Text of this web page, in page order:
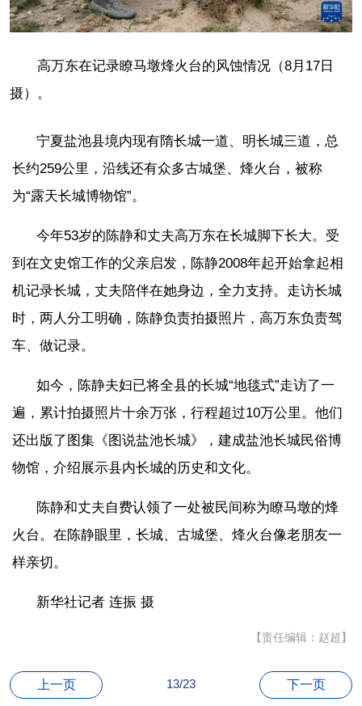
高万东在记录瞭马墩烽火台的风蚀情况（8月17日
摄）。
宁夏盐池县境内现有隋长城一道、明长城三道，总
长约259公里，沿线还有众多古城堡、烽火台，被称
为“露天长城博物馆”。
今年53岁的陈静和丈夫高万东在长城脚下长大。受
到在文史馆工作的父亲启发，陈静2008年起开始拿起相
机记录长城，丈夫陪伴在她身边，全力支持。走访长城
时，两人分工明确，陈静负责拍摄照片，高万东负责驾
车、做记录。
如今，陈静夫妇已将全县的长城“地毯式”走访了一
遍，累计拍摄照片十余万张，行程超过10万公里。他们
还出版了图集《图说盐池长城》，建成盐池长城民俗博
物馆，介绍展示县内长城的历史和文化。
陈静和丈夫自费认领了一处被民间称为瞭马墩的烽
火台。在陈静眼里，长城、古城堡、烽火台像老朋友一
样亲切。
新华社记者 连振 摄
【责任编辑：赵超】
上一页 13/23 下一页